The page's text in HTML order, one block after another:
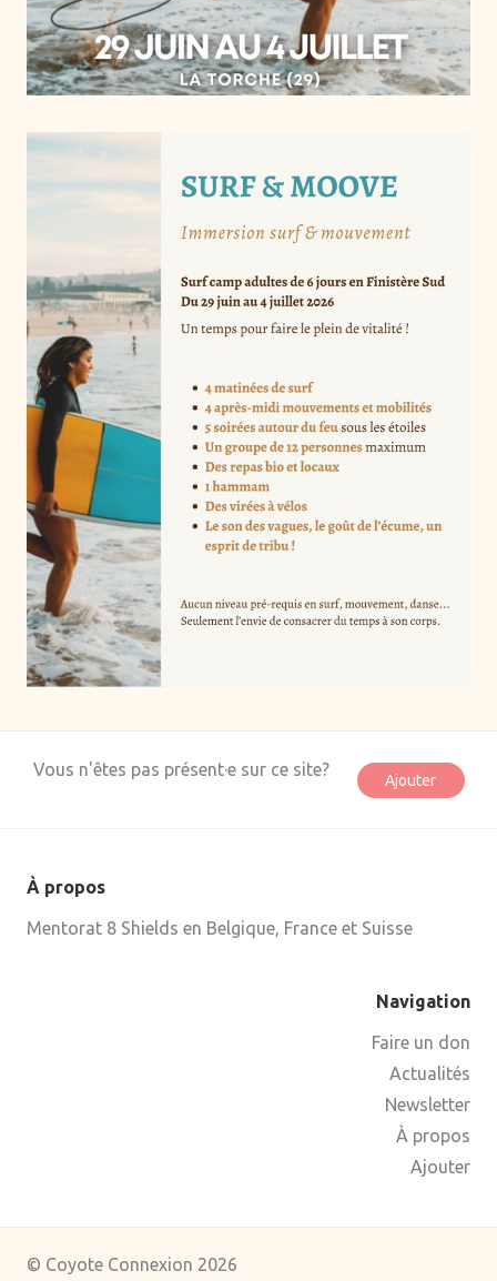
Séjours
Système nerveux
Tantra
À propos
Newsletter
Ajouter
Vous n'êtes pas présent·e sur ce site?
Ajouter
À propos
Mentorat 8 Shields en Belgique, France et Suisse
Navigation
Faire un don
Actualités
Newsletter
À propos
Ajouter
© Coyote Connexion 2026